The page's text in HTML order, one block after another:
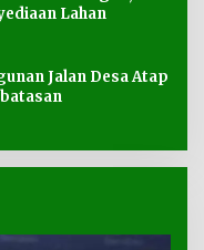
Lahan
Jalan Desa Atap